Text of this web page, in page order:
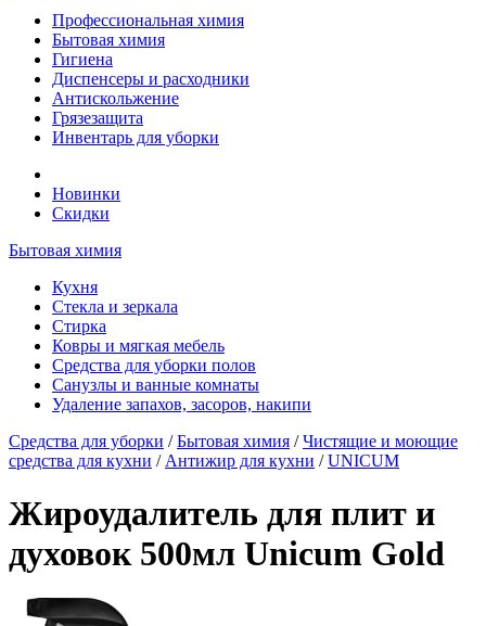
Профессиональная химия
Бытовая химия
Гигиена
Диспенсеры и расходники
Антискольжение
Грязезащита
Инвентарь для уборки
Новинки
Скидки
Бытовая химия
Кухня
Стекла и зеркала
Стирка
Ковры и мягкая мебель
Средства для уборки полов
Санузлы и ванные комнаты
Удаление запахов, засоров, накипи
Средства для уборки /Бытовая химия /Чистящие и моющие
средства для кухни / Антижир для кухни /UNICUM
Жироудалитель для плит и
духовок 500мл Unicum Gold